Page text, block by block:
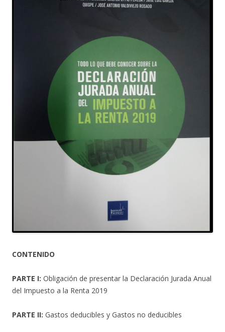
CONTENIDO
PARTE I: Obligación de presentar la Declaración Jurada Anual
del Impuesto a la Renta 2019
PARTE II: Gastos deducibles y Gastos no deducibles